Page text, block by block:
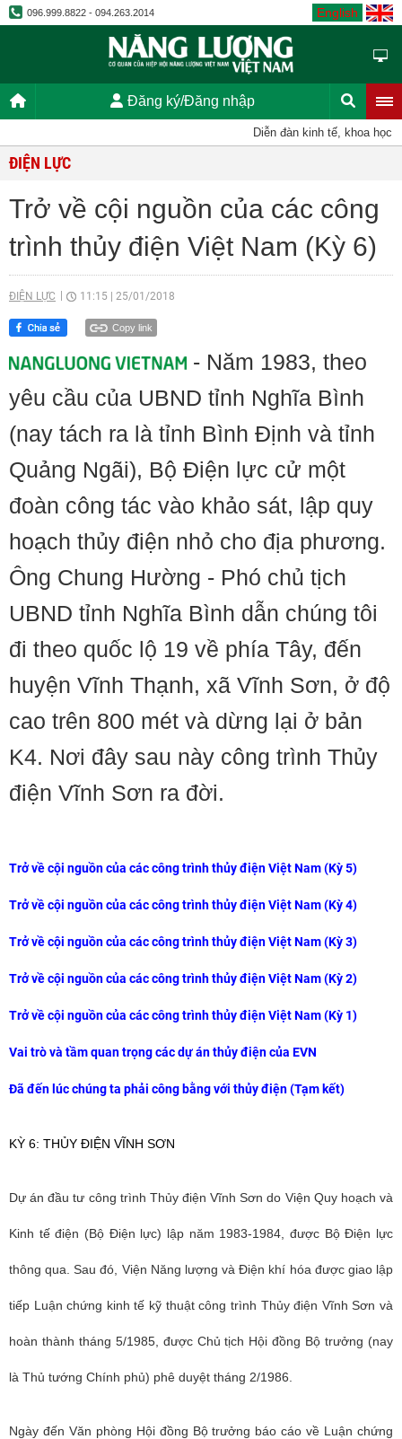
096.999.8822 - 094.263.2014 English
Đăng ký/Đăng nhập
Diễn đàn kinh tế, khoa học,
ĐIỆN LỰC
Trở về cội nguồn của các công
trình thủy điện Việt Nam (Kỳ 6)
ĐIỆN LỰC 11:15 25/01/2018
Copy link
- Năm 1983, theo
yêu cầu của UBND tỉnh Nghĩa Bình
(nay tách ra là tỉnh Bình Định và tỉnh
Quảng Ngãi), Bộ Điện lực cử một
đoàn công tác vào khảo sát, lập quy
hoạch thủy điện nhỏ cho địa phương.
Ông Chung Hường - Phó chủ tịch
UBND tỉnh Nghĩa Bình dẫn chúng tôi
đi theo quốc lộ 19 về phía Tây, đến
huyện Vĩnh Thạnh, xã Vĩnh Sơn, ở độ
cao trên 800 mét và dừng lại ở bản
K4. Nơi đây sau này công trình Thủy
điện Vĩnh Sơn ra đời.
Trở về cội nguồn của các công trình thủy điện Việt Nam (Kỳ 5)
Trở về cội nguồn của các công trình thủy điện Việt Nam (Kỳ 4)
Trở về cội nguồn của các công trình thủy điện Việt Nam (Kỳ 3)
Trở về cội nguồn của các công trình thủy điện Việt Nam (Kỳ 2)
Trở về cội nguồn của các công trình thủy điện Việt Nam (Kỳ 1)
Vai trò và tầm quan trọng các dự án thủy điện của EVN
Đã đến lúc chúng ta phải công bằng với thủy điện (Tạm kết)
KỲ 6: THỦY ĐIỆN VĨNH SƠN
Dự án đầu tư công trình Thủy điện Vĩnh Sơn do Viện Quy hoạch và
Kinh tế điện (Bộ Điện lực) lập năm 1983-1984, được Bộ Điện lực
thông qua. Sau đó, Viện Năng lượng và Điện khí hóa được giao lập
tiếp Luận chứng kinh tế kỹ thuật công trình Thủy điện Vĩnh Sơn và
hoàn thành tháng 5/1985, được Chủ tịch Hội đồng Bộ trưởng (nay
là Thủ tướng Chính phủ) phê duyệt tháng 2/1986.
Ngày đến Văn phòng Hội đồng Bộ trưởng báo cáo về Luận chứng